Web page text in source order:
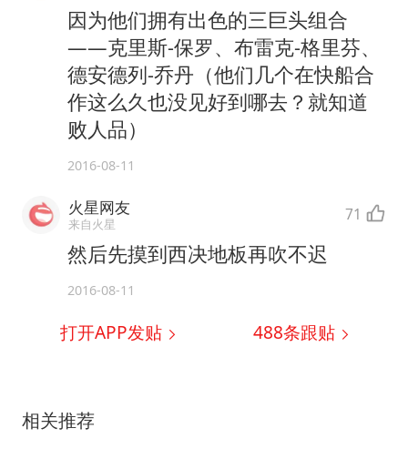
因为他们拥有出色的三巨头组合
——克里斯-保罗、布雷克-格里芬、
德安德列-乔丹（他们几个在快船合
作这么久也没见好到哪去？就知道
败人品）
2016-08-11
火星网友
来自火星 71
然后先摸到西决地板再吹不迟
2016-08-11
打开APP发贴 488条跟贴
相关推荐